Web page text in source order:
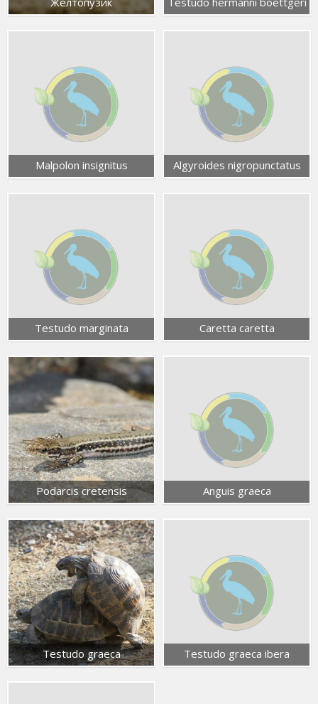
Malpolon insignitus Algyroides nigropunctatus
Testudo marginata Caretta caretta
Podarcis cretensis Anguis graeca
Testudo graeca Testudo graeca ibera